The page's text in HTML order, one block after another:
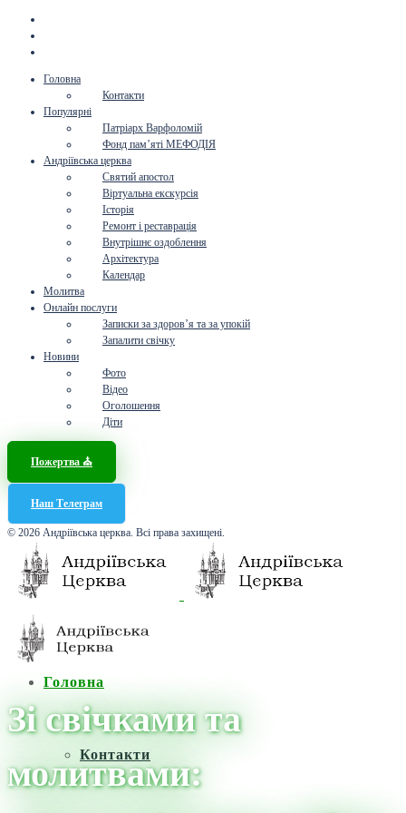
Головна
Контакти
Популярні
Патріарх Варфоломій
Фонд пам’яті МЕФОДІЯ
Андріївська церква
Святий апостол
Віртуальна екскурсія
Історія
Ремонт і реставрація
Внутрішнє оздоблення
Архітектура
Календар
Молитва
Онлайн послуги
Записки за здоров’я та за упокій
Запалити свічку
Новини
Фото
Відео
Оголошення
Діти
Пожертва ⛪️
Наш Телеграм
© 2026 Андріївська церква. Всі права захищені.
Головна
Контакти
Зі свічками та
молитвами: